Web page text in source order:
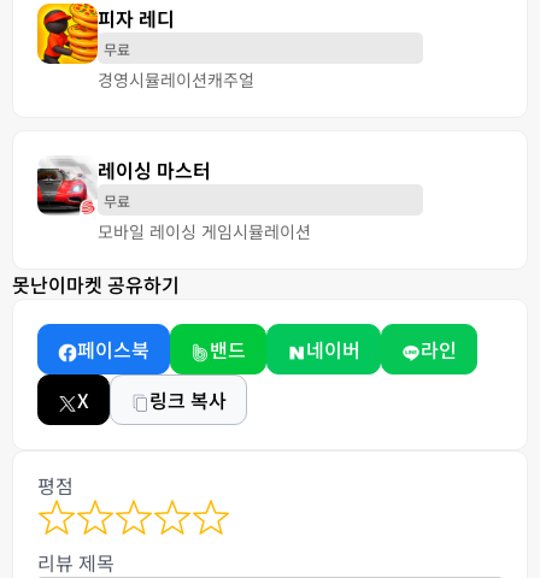
피자 레디
무료
경영시뮬레이션캐주얼
레이싱 마스터
무료
모바일 레이싱 게임시뮬레이션
못난이마켓 공유하기
페이스북 밴드 네이버
라인
X
링크 복사
평점
리뷰 제목